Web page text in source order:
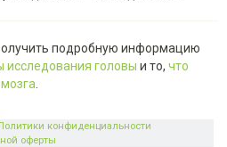
подробную информацию
исследования головы и то, что
конфиденциальности
оферты